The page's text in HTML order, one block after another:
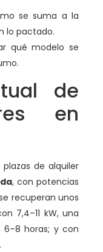
se suma a la
lo pactado.
qué modelo se
de
en
de alquiler
, con potencias
recuperan unos
7,4–11 kW, una
horas; y con